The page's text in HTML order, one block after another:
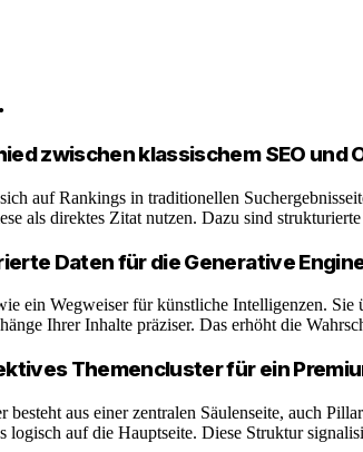
zwischen klassischem SEO und
auf Rankings in traditionellen
als direktes Zitat nutzen. Dazu sind
Daten für die Generative
ein Wegweiser für künstliche Intelligenzen.
Ihrer Inhalte präziser. Das erhöht die
Themencluster für ein
besteht aus einer zentralen Säulenseite, auch
logisch auf die Hauptseite. Diese Struktur